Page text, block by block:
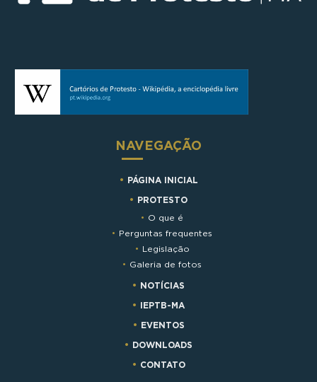
NAVEGAÇÃO
PÁGINA INICIAL
PROTESTO
O que é
Perguntas frequentes
Legislação
Galeria de fotos
NOTÍCIAS
IEPTB-MA
EVENTOS
DOWNLOADS
CONTATO